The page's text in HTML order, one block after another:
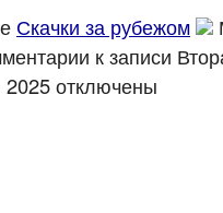
Скачки за рубежом
к записи
2025отключены